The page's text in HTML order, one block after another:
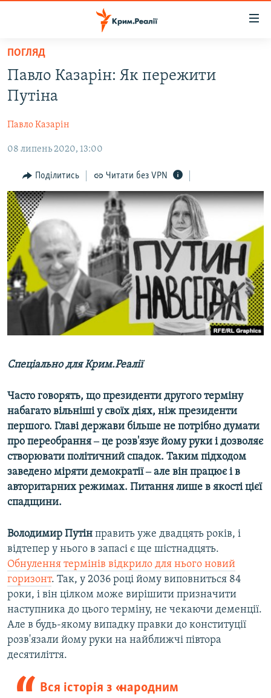
Перейти
основного
матеріалу
Перейти
до
навігації
Перейти
пошуку
ВІДЕО ТА ФОТО
ПОЛІТИКА
БЛОГИ
ПОГЛЯД
ІНТЕРВ'Ю
ВСЕ ЗА ДЕНЬ
СПЕЦПРОЕКТИ
ДЕПОРТАЦІЯ
ВІДЕОУРОКИ «ELIFBE»
СВІДЧЕННЯ ОКУПАЦІЇ
УКРАЇНСЬКА ПРОБЛЕМА КРИМУ
ЯК ОБІЙТИ БЛОКУВАННЯ
Русский
Qırımtatar
Усі сайти RFE/RL
ПОГЛЯД
Павло Казарін: Як пережити
Путіна
Павло Казарін
08 липень 2020, 13:00
Поділитись Читати без VPN
Спеціально для Крим.Реалії
Часто говорять, що президенти другого терміну
набагато вільніші у своїх діях, ніж президенти
першого. Главі держави більше не потрібно думати
про переобрання ‒ це розв'язує йому руки і дозволяє
створювати політичний спадок. Таким підходом
заведено міряти демократії ‒ але він працює і в
авторитарних режимах. Питання лише в якості цієї
спадщини.
Володимир Путін править уже двадцять років, і
відтепер у нього в запасі є ще шістнадцять.
Обнулення термінів відкрило для нього новий
горизонт. Так, у 2036 році йому виповниться 84
роки, і він цілком може вирішити призначити
наступника до цього терміну, не чекаючи деменції.
Але в будь-якому випадку правки до конституції
розв'язали йому руки на найближчі півтора
десятиліття.
Вся історія з «народним